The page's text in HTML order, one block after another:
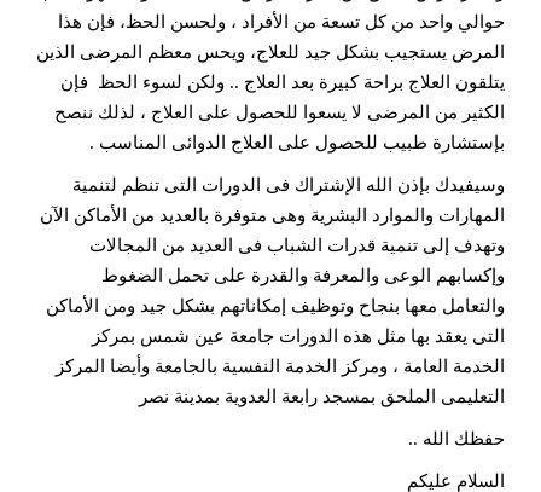
حوالي واحد من كل تسعة من الأفراد ، ولحسن الحظ، فإن هذا
المرض يستجيب بشكل جيد للعلاج، ويحس معظم المرضى الذين
يتلقون العلاج براحة كبيرة بعد العلاج .. ولكن لسوء الحظ فإن
الكثير من المرضى لا يسعوا للحصول على العلاج ، لذلك ننصح
بإستشارة طبيب للحصول على العلاج الدوائى المناسب .
وسيفيدك بإذن الله الإشتراك فى الدورات التى تنظم لتنمية
المهارات والموارد البشرية وهى متوفرة بالعديد من الأماكن الآن
وتهدف إلى تنمية قدرات الشباب فى العديد من المجالات
وإكسابهم الوعى والمعرفة والقدرة على تحمل الضغوط
والتعامل معها بنجاح وتوظيف إمكاناتهم بشكل جيد ومن الأماكن
التى يعقد بها مثل هذه الدورات جامعة عين شمس بمركز
الخدمة العامة ، ومركز الخدمة النفسية بالجامعة وأيضا المركز
التعليمى الملحق بمسجد رابعة العدوية بمدينة نصر
حفظك الله ..
السلام عليكم